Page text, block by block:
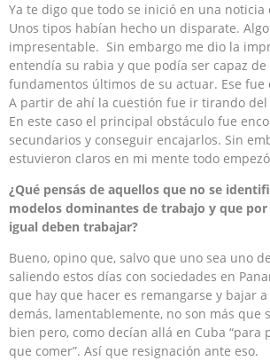
Ya te digo que todo se inició en una
Unos tipos habían hecho un disparate.
impresentable. Sin embargo me dio la
entendía su rabia y que podía ser capaz
fundamentos últimos de su actuar. Ese
A partir de ahí la cuestión fue ir tirando del
En este caso el principal obstáculo fue
secundarios y conseguir encajarlos. Sin
estuvieron claros en mi mente todo
¿Qué pensás de aquellos que no se
modelos dominantes de trabajo y que por
igual deben trabajar?
Bueno, opino que, salvo que uno sea uno
saliendo estos días con sociedades en
que hay que hacer es remangarse y bajar
demás, lamentablemente, no son más que
bien pero, como decían allá en Cuba “para
que comer”. Así que resignación ante eso.